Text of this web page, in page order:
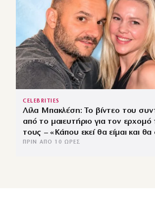
CELEBRITIES
Λίλα Μπακλέση: Το βίντεο του
από το μαιευτήριο για τον ερχομό
τους – «Κάπου εκεί θα είμαι και
ΠΡΙΝ ΑΠΌ 10 ΏΡΕΣ